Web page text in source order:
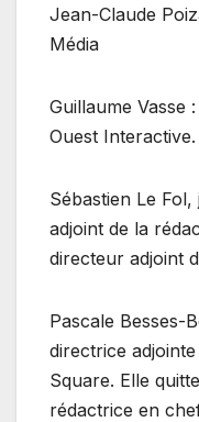
Jean-Claude
Média
Guillaume Vasse
Ouest Interactive.
Sébastien Le
adjoint de la
directeur adjoint
Pascale Besses-
directrice
Square. Elle
rédactrice en